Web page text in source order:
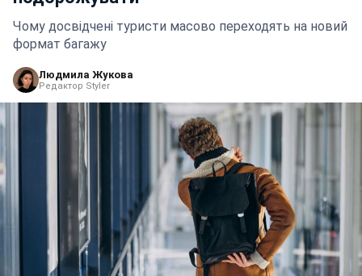
Чому досвідчені туристи масово переходять на новий
формат багажу
Людмила Жукова
Редактор Styler